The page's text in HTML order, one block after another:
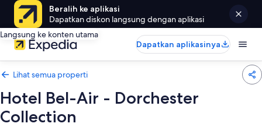
Beralih ke aplikasi
Dapatkan diskon langsung dengan aplikasi
Langsung ke konten utama
Dapatkan aplikasinya
Lihat semua properti
Hotel Bel-Air - Dorchester
Collection